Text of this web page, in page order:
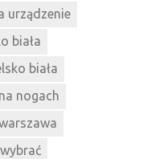
urządzenie
biała
biała
nogach